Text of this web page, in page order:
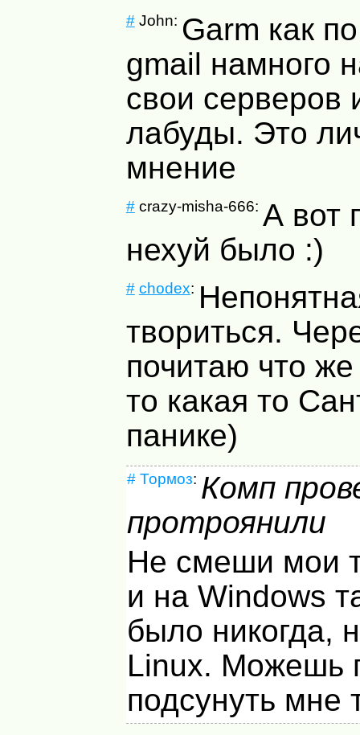
#John: Garm как
gmail намного
свои серверов
лабуды. Это
мнение
#crazy-misha-666: А вот
нехуй было :)
# chodex:
твориться.
почитаю что
то какая то
панике)
# Тормоз: Комп
протроянили
Не смеши мои
и на Windows
было никогда,
Linux. Можешь
подсунуть мне